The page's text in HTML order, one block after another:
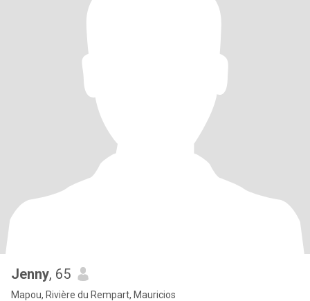
Jenny, 65
Mapou, Rivière du Rempart, Mauricios